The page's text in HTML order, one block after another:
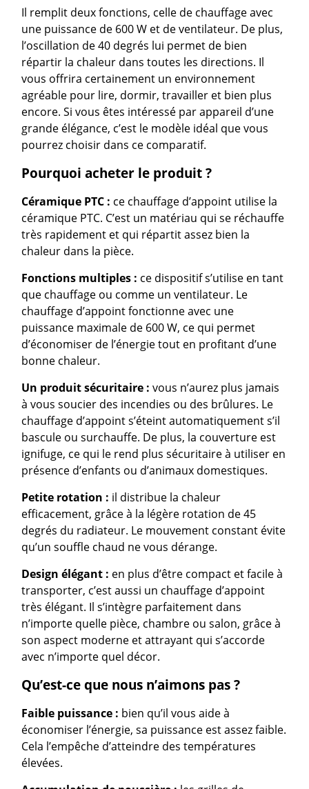
Il remplit deux fonctions, celle de chauffage avec
une puissance de 600 W et de ventilateur. De plus,
l’oscillation de 40 degrés lui permet de bien
répartir la chaleur dans toutes les directions. Il
vous offrira certainement un environnement
agréable pour lire, dormir, travailler et bien plus
encore. Si vous êtes intéressé par appareil d’une
grande élégance, c’est le modèle idéal que vous
pourrez choisir dans ce comparatif.
Pourquoi acheter le produit ?
Céramique PTC : ce chauffage d’appoint utilise la
céramique PTC. C’est un matériau qui se réchauffe
très rapidement et qui répartit assez bien la
chaleur dans la pièce.
Fonctions multiples : ce dispositif s’utilise en tant
que chauffage ou comme un ventilateur. Le
chauffage d’appoint fonctionne avec une
puissance maximale de 600 W, ce qui permet
d’économiser de l’énergie tout en profitant d’une
bonne chaleur.
Un produit sécuritaire : vous n’aurez plus jamais
à vous soucier des incendies ou des brûlures. Le
chauffage d’appoint s’éteint automatiquement s’il
bascule ou surchauffe. De plus, la couverture est
ignifuge, ce qui le rend plus sécuritaire à utiliser en
présence d’enfants ou d’animaux domestiques.
Petite rotation : il distribue la chaleur
efficacement, grâce à la légère rotation de 45
degrés du radiateur. Le mouvement constant évite
qu’un souffle chaud ne vous dérange.
Design élégant : en plus d’être compact et facile à
transporter, c’est aussi un chauffage d’appoint
très élégant. Il s’intègre parfaitement dans
n’importe quelle pièce, chambre ou salon, grâce à
son aspect moderne et attrayant qui s’accorde
avec n’importe quel décor.
Qu’est-ce que nous n’aimons pas ?
Faible puissance : bien qu’il vous aide à
économiser l’énergie, sa puissance est assez faible.
Cela l’empêche d’atteindre des températures
élevées.